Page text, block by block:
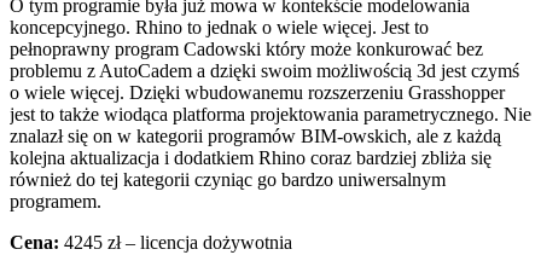
O tym programie była już mowa w kontekście modelowania
koncepcyjnego. Rhino to jednak o wiele więcej. Jest to
pełnoprawny program Cadowski który może konkurować bez
problemu z AutoCadem a dzięki swoim możliwością 3d jest czymś
o wiele więcej. Dzięki wbudowanemu rozszerzeniu Grasshopper
jest to także wiodąca platforma projektowania parametrycznego. Nie
znalazł się on w kategorii programów BIM-owskich, ale z każdą
kolejna aktualizacja i dodatkiem Rhino coraz bardziej zbliża się
również do tej kategorii czyniąc go bardzo uniwersalnym
programem.
Cena: 4245 zł – licencja dożywotnia